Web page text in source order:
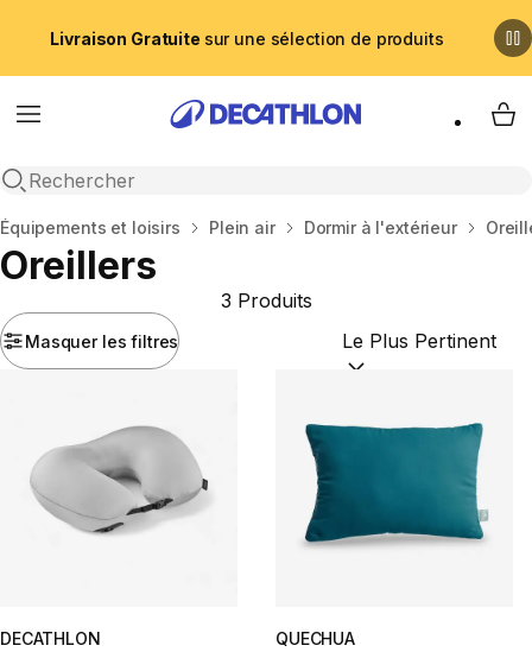
Livraison Gratuite sur une sélection de produits
Menu
Recherche ouverte
My
Accueil
Équipements et loisirs Plein air Dormir à l'extérieur
Oreillers
Masquer les filtres
3 Produits
Trier par :(optional)
DECATHLON
QUECHUA